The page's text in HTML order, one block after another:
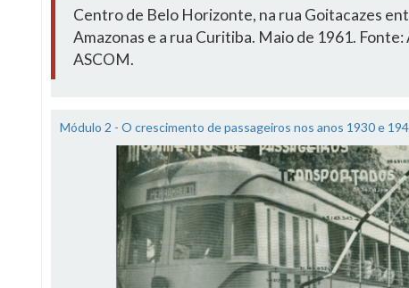
Centro de Belo Horizonte, na rua Goitacazes
Amazonas e a rua Curitiba. Maio de 1961.
ASCOM.
Módulo 2 - O crescimento de passageiros nos anos 1930 e